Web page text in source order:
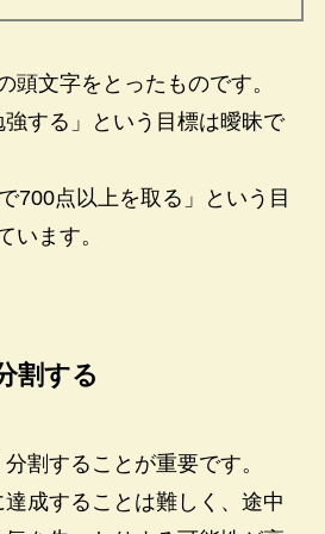
頭文字をとったものです。
する」という目標は曖昧で
700点以上を取る」という目
います。
割する
割することが重要です。
成することは難しく、途中